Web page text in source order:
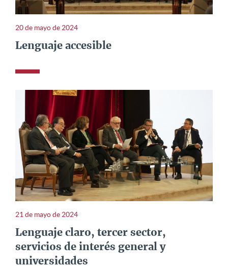
20 de mayo de 2024
Lenguaje accesible
21 de mayo de 2024
Lenguaje claro, tercer sector,
servicios de interés general y
universidades